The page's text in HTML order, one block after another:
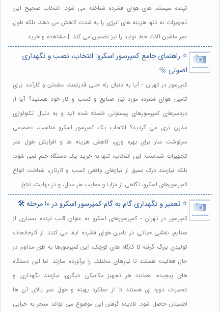
تپنده سیستم های هوای فشرده شناخته می شود. انتخاب صحیح این
تجهیزات نه تنها هزینه های انرژی را به شدت کاهش می دهد، بلکه طول
عمر ماشین آلات خط تولید را نیز تضمین می کند. | مشاهده و خرید
⭐️ راهنمای جامع کمپرسور اسکرو: انتخاب، نصب و نگهداری
اصولی 🔩
کمپرسور در تهران - آیا به دنبال راه حلی قدرتمند، مطمئن و کارآمد برای
تامین هوای فشرده مورد نیاز صنایع و کسب و کار خود هستید؟ آیا از
دردسرهای کمپرسورهای پیستونی خسته شده اید و به دنبال تکنولوژی
مدرن تری می گردید؟ انتخاب یک کمپرسور اسکرو مناسب، تصمیمی
سرنوشت ساز برای بهره وری، کاهش هزینه ها و افزایش طول عمر
تجهیزات شماست. این انتخاب، تنها به خرید یک دستگاه ختم نمی شود؛
بلکه نیازمند درک عمیق از نیازهای واقعی کسب و کارتان، شناخت انواع
کمپرسورهای اسکرو، آگاهی از مزایا و معایب هر مدل، و در نهایت، انتخ
⭐️ تعمیر و نگهداری گام به گام کمپرسور اسکرو در 10 مرحله 🛠️
کمپرسور در تهران - کمپرسورهای اسکرو به عنوان قلب تپنده بسیاری از
صنایع، نقشی حیاتی در تامین هوای فشرده ایفا می کنند. از کارخانجات
تولیدی بزرگ گرفته تا کارگاه های کوچک، این کمپرسورها به طور مداوم در
حال فعالیت هستند تا نیازهای مختلف را برآورده سازند. اما این دستگاه
های پیچیده، همانند هر تجهیز مکانیکی دیگری، نیازمند نگهداری و
تعمیرات دوره ای هستند تا از عملکرد بهینه و طول عمر بالای آن ها
اطمینان حاصل شود. نادیده گرفتن این موضوع می تواند منجر به خرابی